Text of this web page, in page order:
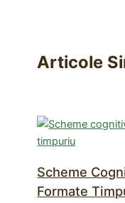
Articole
Scheme
Formate